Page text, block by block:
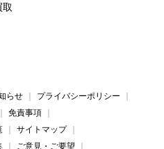
取
らせ
プライバシーポリシー
免責事項
サイトマップ
ご意見・ご要望